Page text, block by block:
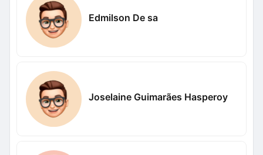
Edmilson De sa
Joselaine Guimarães Hasperoy